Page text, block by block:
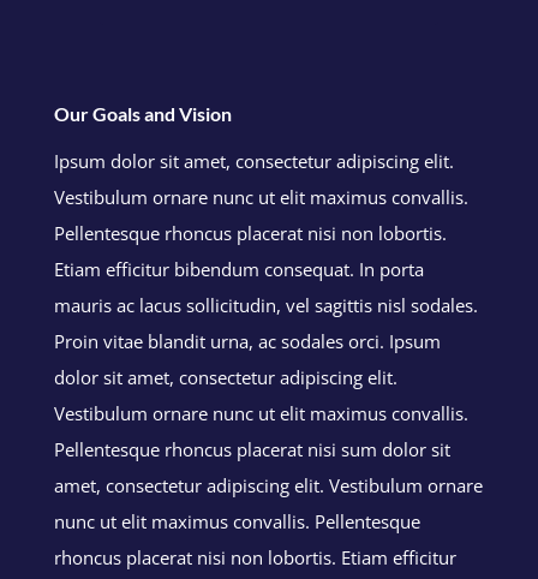
Our Goals and Vision
Ipsum dolor sit amet, consectetur adipiscing elit.
Vestibulum ornare nunc ut elit maximus convallis.
Pellentesque rhoncus placerat nisi non lobortis.
Etiam efficitur bibendum consequat. In porta
mauris ac lacus sollicitudin, vel sagittis nisl sodales.
Proin vitae blandit urna, ac sodales orci. Ipsum
dolor sit amet, consectetur adipiscing elit.
Vestibulum ornare nunc ut elit maximus convallis.
Pellentesque rhoncus placerat nisi sum dolor sit
amet, consectetur adipiscing elit. Vestibulum ornare
nunc ut elit maximus convallis. Pellentesque
rhoncus placerat nisi non lobortis. Etiam efficitur